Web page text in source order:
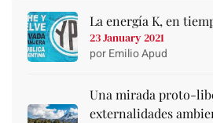
La energía K, en
23 January 2021
por Emilio Apud
Una mirada proto-
externalidades